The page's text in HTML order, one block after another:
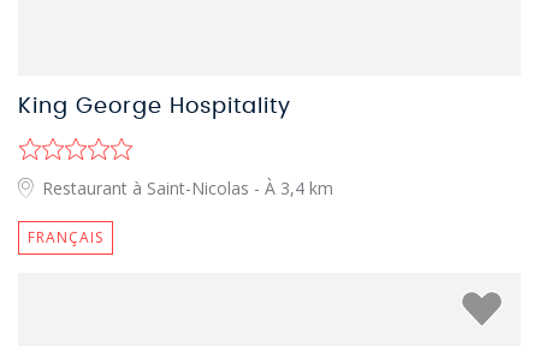
King George Hospitality
Restaurant à Saint-Nicolas - À 3,4 km
FRANÇAIS